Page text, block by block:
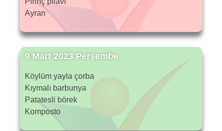
Ayran
9 Mart 2023 Perşembe
Köylüm yayla çorba
Kıymalı barbunya
Patatesli börek
Komposto